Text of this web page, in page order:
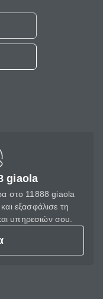
giaola
στο 11888 giaola
εξασφάλισε τη
υπηρεσιών σου.